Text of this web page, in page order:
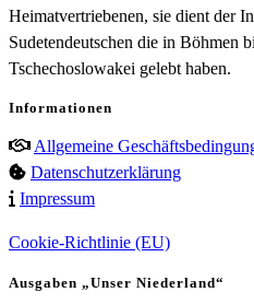
Heimatvertriebenen, sie dient der
Sudetendeutschen die in Böhmen
Tschechoslowakei gelebt haben.
Informationen
Allgemeine
Datenschutzerklärung
Impressum
Cookie-Richtlinie (EU)
Ausgaben „Unser Niederland“